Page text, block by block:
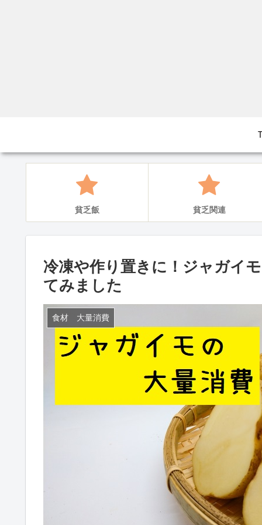
貧乏飯 貧乏関連
冷凍や作り置きに！ジャガイ
てみました
食材 大量消費